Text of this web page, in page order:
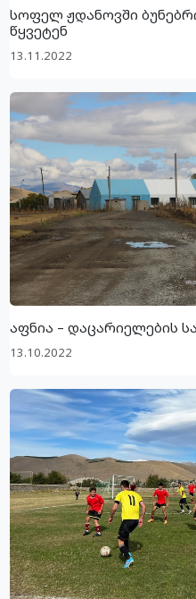
სოფელ ჟდანოვში
წყვეტენ
13.11.2022
აფნია – დაცარიელების
13.10.2022